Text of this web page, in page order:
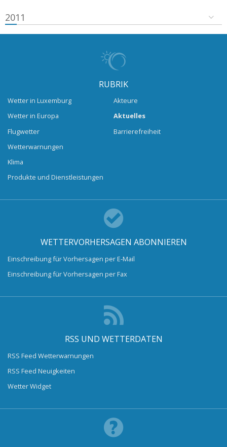
2011
RUBRIK
Wetter in Luxemburg
Wetter in Europa
Flugwetter
Wetterwarnungen
Klima
Produkte und Dienstleistungen
Akteure
Aktuelles
Barrierefreiheit
WETTERVORHERSAGEN ABONNIEREN
Einschreibung für Vorhersagen per E-Mail
Einschreibung für Vorhersagen per Fax
RSS UND WETTERDATEN
RSS Feed Wetterwarnungen
RSS Feed Neuigkeiten
Wetter Widget